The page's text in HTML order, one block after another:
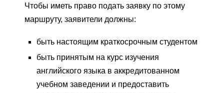
Чтобы иметь право подать заявку по этому
маршруту, заявители должны:
быть настоящим краткосрочным студентом
быть принятым на курс изучения
английского языка в аккредитованном
учебном заведении и предоставить